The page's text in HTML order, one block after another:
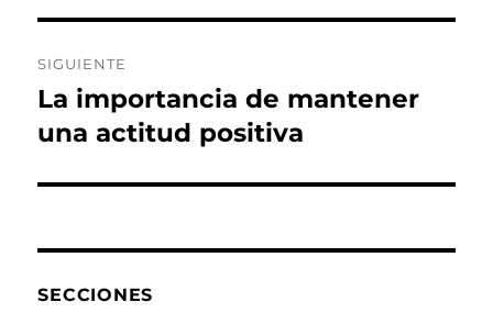
SIGUIENTE
Entrada
siguiente:
La importancia de mantener
una actitud positiva
SECCIONES